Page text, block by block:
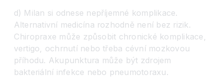
d) Milan si odnese nepříjemné komplikace.
Alternativní medicína rozhodně není bez rizik.
Chiropraxe může způsobit chronické komplikace,
vertigo, ochrnutí nebo třeba cévní mozkovou
příhodu. Akupunktura může být zdrojem
bakteriální infekce nebo pneumotoraxu.